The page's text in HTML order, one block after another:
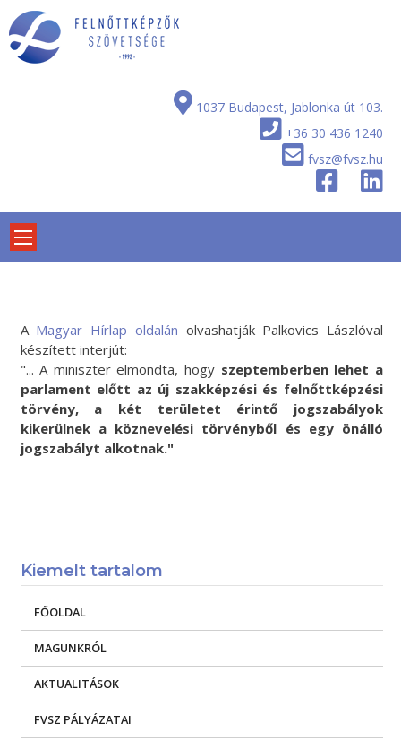
Skip
to
content
1037 Budapest, Jablonka út 103.
+36 30 436 1240
fvsz@fvsz.hu
A Magyar Hírlap oldalán olvashatják Palkovics Lászlóval
készített interjút:
"... A miniszter elmondta, hogy szeptemberben lehet a
parlament előtt az új szakképzési és felnőttképzési
törvény, a két területet érintő jogszabályok
kikerülnek a köznevelési törvényből és egy önálló
jogszabályt alkotnak."
Kiemelt tartalom
FŐOLDAL
MAGUNKRÓL
AKTUALITÁSOK
FVSZ PÁLYÁZATAI